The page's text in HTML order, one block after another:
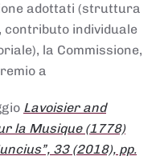
adottati (struttura
contributo individuale
la Commissione,
a
Lavoisier and
la Musique (1778)
33 (2018), pp.